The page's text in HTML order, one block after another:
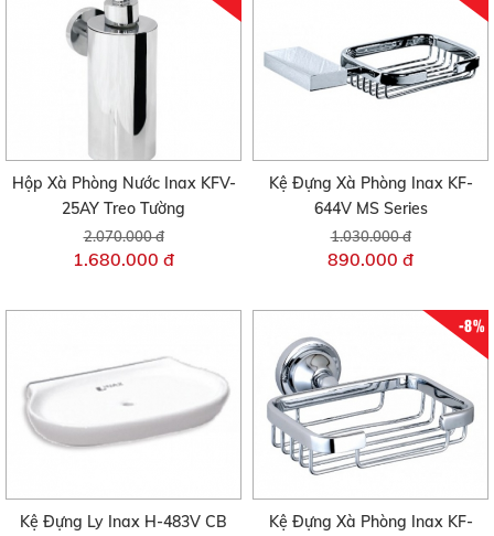
Hộp Xà Phòng Nước Inax KFV-
25AY Treo Tường
2.070.000 đ
1.680.000 đ
Kệ Đựng Xà Phòng Inax KF-
644V MS Series
1.030.000 đ
890.000 đ
Kệ Đựng Ly Inax H-483V CB
-8%
Kệ Đựng Xà Phòng Inax KF-